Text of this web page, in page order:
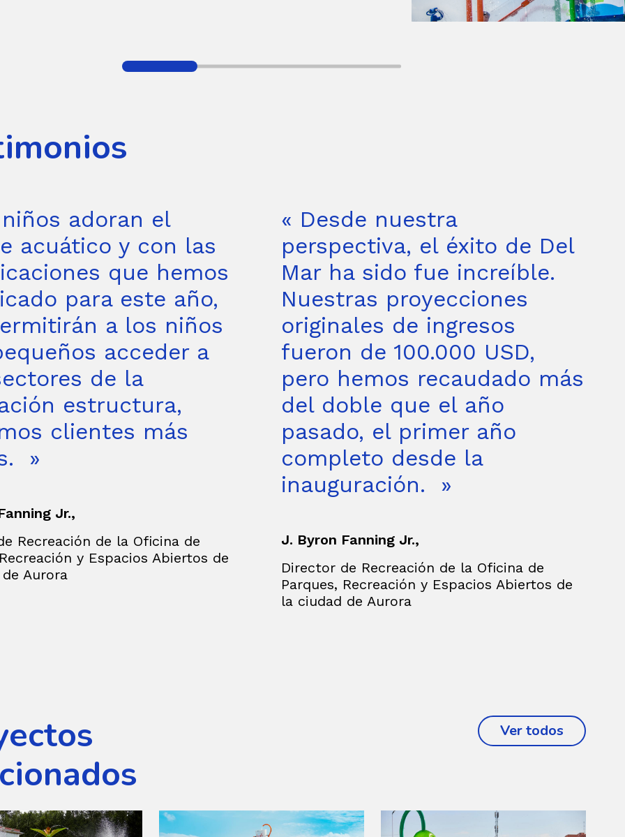
adoran el
acuático y con las
que hemos
para este año,
a los niños
acceder a
de la
estructura,
clientes más
»
Jr.,
Recreación de la Oficina de
y Espacios Abiertos de
Aurora
« Desde nuestra
perspectiva, el éxito de Del
Mar ha sido fue increíble.
Nuestras proyecciones
originales de ingresos
fueron de 100.000 USD,
pero hemos recaudado más
del doble que el año
pasado, el primer año
completo desde la
inauguración. »
J. Byron Fanning Jr.,
Director de Recreación de la Oficina de
Parques, Recreación y Espacios Abiertos de
la ciudad de Aurora
Ver todos